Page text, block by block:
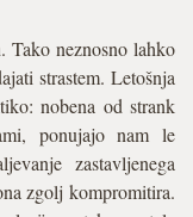
Tako neznosno lahko
strastem. Letošnja
nobena od strank
ponujajo nam le
zastavljenega
zgolj kompromitira.